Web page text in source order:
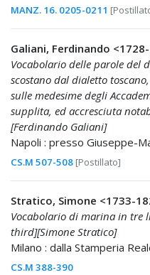
MANZ. 16. 0205-0211
Galiani, Ferdinando
Vocabolario delle parole del
scostano dal dialetto
sulle medesime degli
supplita, ed accresciuta
[Ferdinando Galiani]
Napoli : presso Giuseppe-
CS.M 507-508 [Postillato]
Stratico, Simone <1733-
Vocabolario di marina in tre
third][Simone Stratico]
Milano : dalla Stamperia
CS.M 388-390